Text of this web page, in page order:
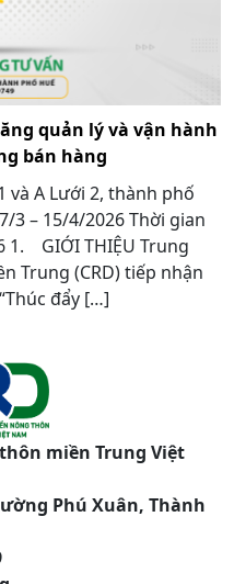
quản lý và vận hành
bán hàng
và A Lưới 2, thành phố
3 – 15/4/2026 Thời gian
1. GIỚI THIỆU Trung
Trung (CRD) tiếp nhận
đẩy […]
miền Trung Việt
Phú Xuân, Thành